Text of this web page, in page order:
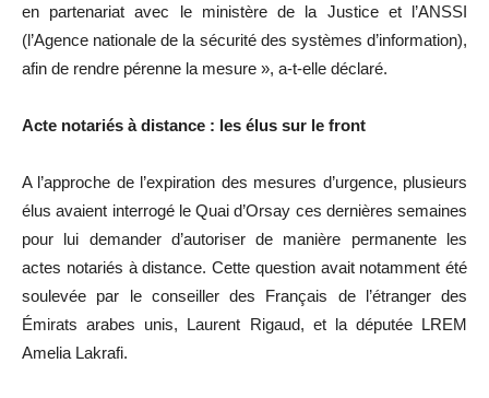
en partenariat avec le ministère de la Justice et l’ANSSI
(l’Agence nationale de la sécurité des systèmes d’information),
afin de rendre pérenne la mesure », a-t-elle déclaré.
Acte notariés à distance : les élus sur le front
A l’approche de l’expiration des mesures d’urgence, plusieurs
élus avaient interrogé le Quai d’Orsay ces dernières semaines
pour lui demander d’autoriser de manière permanente les
actes notariés à distance. Cette question avait notamment été
soulevée par le conseiller des Français de l’étranger des
Émirats arabes unis, Laurent Rigaud, et la députée LREM
Amelia Lakrafi.